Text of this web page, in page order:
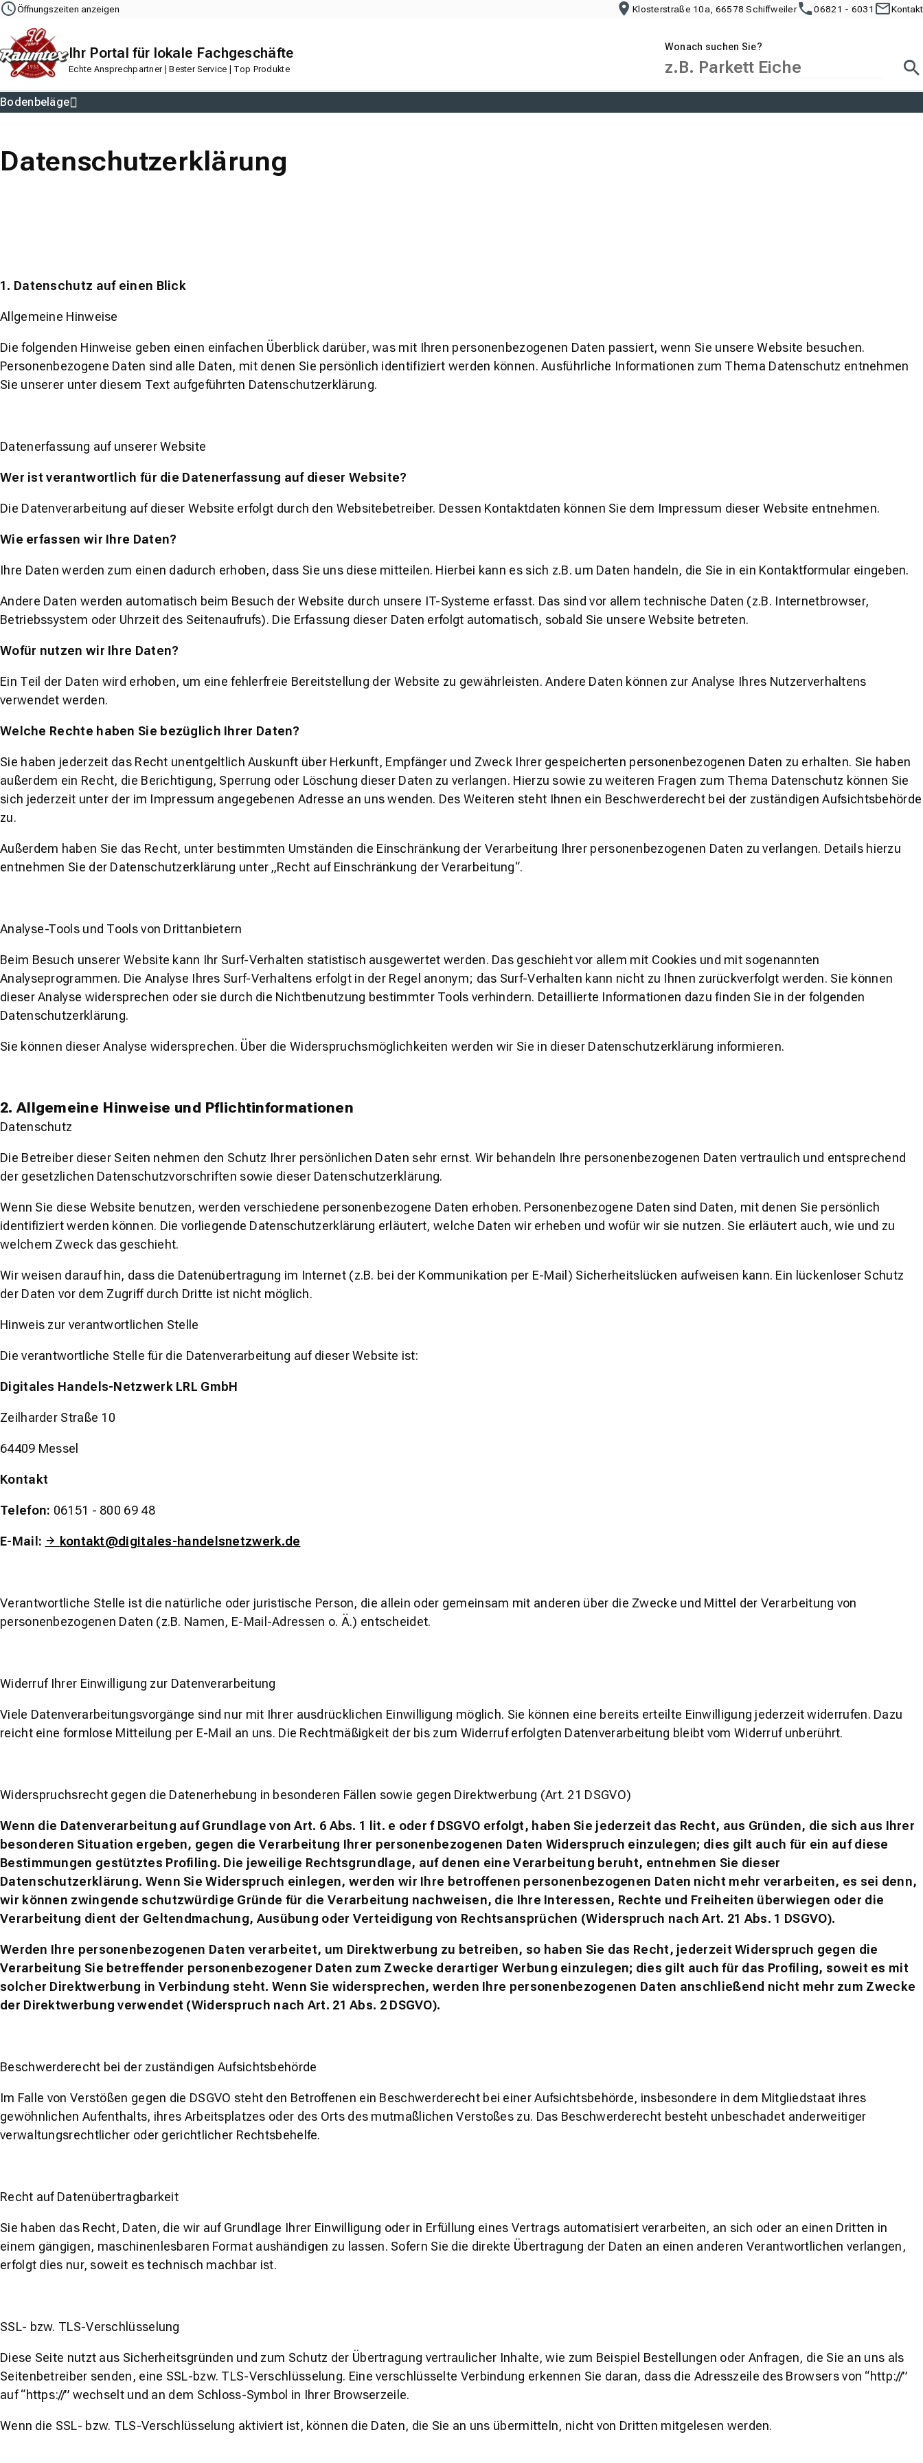
Navigation Content Footer
Öffnungszeiten anzeigen Klosterstraße 10a, 66578 Schiffweiler 06821 - 6031 Kontakt
Ihr Portal für lokale Fachgeschäfte
Echte Ansprechpartner | Bester Service | Top Produkte
Wonach suchen Sie?
Bodenbeläge
Datenschutzerklärung
1. Datenschutz auf einen Blick
Allgemeine Hinweise
Die folgenden Hinweise geben einen einfachen Überblick darüber, was mit Ihren personenbezogenen Daten passiert, wenn Sie unsere Website besuchen.
Personenbezogene Daten sind alle Daten, mit denen Sie persönlich identifiziert werden können. Ausführliche Informationen zum Thema Datenschutz entnehmen
Sie unserer unter diesem Text aufgeführten Datenschutzerklärung.
Datenerfassung auf unserer Website
Wer ist verantwortlich für die Datenerfassung auf dieser Website?
Die Datenverarbeitung auf dieser Website erfolgt durch den Websitebetreiber. Dessen Kontaktdaten können Sie dem Impressum dieser Website entnehmen.
Wie erfassen wir Ihre Daten?
Ihre Daten werden zum einen dadurch erhoben, dass Sie uns diese mitteilen. Hierbei kann es sich z.B. um Daten handeln, die Sie in ein Kontaktformular eingeben.
Andere Daten werden automatisch beim Besuch der Website durch unsere IT-Systeme erfasst. Das sind vor allem technische Daten (z.B. Internetbrowser,
Betriebssystem oder Uhrzeit des Seitenaufrufs). Die Erfassung dieser Daten erfolgt automatisch, sobald Sie unsere Website betreten.
Wofür nutzen wir Ihre Daten?
Ein Teil der Daten wird erhoben, um eine fehlerfreie Bereitstellung der Website zu gewährleisten. Andere Daten können zur Analyse Ihres Nutzerverhaltens
verwendet werden.
Welche Rechte haben Sie bezüglich Ihrer Daten?
Sie haben jederzeit das Recht unentgeltlich Auskunft über Herkunft, Empfänger und Zweck Ihrer gespeicherten personenbezogenen Daten zu erhalten. Sie haben
außerdem ein Recht, die Berichtigung, Sperrung oder Löschung dieser Daten zu verlangen. Hierzu sowie zu weiteren Fragen zum Thema Datenschutz können Sie
sich jederzeit unter der im Impressum angegebenen Adresse an uns wenden. Des Weiteren steht Ihnen ein Beschwerderecht bei der zuständigen Aufsichtsbehörde
zu.
Außerdem haben Sie das Recht, unter bestimmten Umständen die Einschränkung der Verarbeitung Ihrer personenbezogenen Daten zu verlangen. Details hierzu
entnehmen Sie der Datenschutzerklärung unter „Recht auf Einschränkung der Verarbeitung“.
Analyse-Tools und Tools von Drittanbietern
Beim Besuch unserer Website kann Ihr Surf-Verhalten statistisch ausgewertet werden. Das geschieht vor allem mit Cookies und mit sogenannten
Analyseprogrammen. Die Analyse Ihres Surf-Verhaltens erfolgt in der Regel anonym; das Surf-Verhalten kann nicht zu Ihnen zurückverfolgt werden. Sie können
dieser Analyse widersprechen oder sie durch die Nichtbenutzung bestimmter Tools verhindern. Detaillierte Informationen dazu finden Sie in der folgenden
Datenschutzerklärung.
Sie können dieser Analyse widersprechen. Über die Widerspruchsmöglichkeiten werden wir Sie in dieser Datenschutzerklärung informieren.
2. Allgemeine Hinweise und Pflichtinformationen
Datenschutz
Die Betreiber dieser Seiten nehmen den Schutz Ihrer persönlichen Daten sehr ernst. Wir behandeln Ihre personenbezogenen Daten vertraulich und entsprechend
der gesetzlichen Datenschutzvorschriften sowie dieser Datenschutzerklärung.
Wenn Sie diese Website benutzen, werden verschiedene personenbezogene Daten erhoben. Personenbezogene Daten sind Daten, mit denen Sie persönlich
identifiziert werden können. Die vorliegende Datenschutzerklärung erläutert, welche Daten wir erheben und wofür wir sie nutzen. Sie erläutert auch, wie und zu
welchem Zweck das geschieht.
Wir weisen darauf hin, dass die Datenübertragung im Internet (z.B. bei der Kommunikation per E-Mail) Sicherheitslücken aufweisen kann. Ein lückenloser Schutz
der Daten vor dem Zugriff durch Dritte ist nicht möglich.
Hinweis zur verantwortlichen Stelle
Die verantwortliche Stelle für die Datenverarbeitung auf dieser Website ist:
Digitales Handels-Netzwerk LRL GmbH
Zeilharder Straße 10
64409 Messel
Kontakt
Telefon: 06151 - 800 69 48
E-Mail: kontakt@digitales-handelsnetzwerk.de
Verantwortliche Stelle ist die natürliche oder juristische Person, die allein oder gemeinsam mit anderen über die Zwecke und Mittel der Verarbeitung von
personenbezogenen Daten (z.B. Namen, E-Mail-Adressen o. Ä.) entscheidet.
Widerruf Ihrer Einwilligung zur Datenverarbeitung
Viele Datenverarbeitungsvorgänge sind nur mit Ihrer ausdrücklichen Einwilligung möglich. Sie können eine bereits erteilte Einwilligung jederzeit widerrufen. Dazu
reicht eine formlose Mitteilung per E-Mail an uns. Die Rechtmäßigkeit der bis zum Widerruf erfolgten Datenverarbeitung bleibt vom Widerruf unberührt.
Widerspruchsrecht gegen die Datenerhebung in besonderen Fällen sowie gegen Direktwerbung (Art. 21 DSGVO)
Wenn die Datenverarbeitung auf Grundlage von Art. 6 Abs. 1 lit. e oder f DSGVO erfolgt, haben Sie jederzeit das Recht, aus Gründen, die sich aus Ihrer
besonderen Situation ergeben, gegen die Verarbeitung Ihrer personenbezogenen Daten Widerspruch einzulegen; dies gilt auch für ein auf diese
Bestimmungen gestütztes Profiling. Die jeweilige Rechtsgrundlage, auf denen eine Verarbeitung beruht, entnehmen Sie dieser
Datenschutzerklärung. Wenn Sie Widerspruch einlegen, werden wir Ihre betroffenen personenbezogenen Daten nicht mehr verarbeiten, es sei denn,
wir können zwingende schutzwürdige Gründe für die Verarbeitung nachweisen, die Ihre Interessen, Rechte und Freiheiten überwiegen oder die
Verarbeitung dient der Geltendmachung, Ausübung oder Verteidigung von Rechtsansprüchen (Widerspruch nach Art. 21 Abs. 1 DSGVO).
Werden Ihre personenbezogenen Daten verarbeitet, um Direktwerbung zu betreiben, so haben Sie das Recht, jederzeit Widerspruch gegen die
Verarbeitung Sie betreffender personenbezogener Daten zum Zwecke derartiger Werbung einzulegen; dies gilt auch für das Profiling, soweit es mit
solcher Direktwerbung in Verbindung steht. Wenn Sie widersprechen, werden Ihre personenbezogenen Daten anschließend nicht mehr zum Zwecke
der Direktwerbung verwendet (Widerspruch nach Art. 21 Abs. 2 DSGVO).
Beschwerderecht bei der zuständigen Aufsichtsbehörde
Im Falle von Verstößen gegen die DSGVO steht den Betroffenen ein Beschwerderecht bei einer Aufsichtsbehörde, insbesondere in dem Mitgliedstaat ihres
gewöhnlichen Aufenthalts, ihres Arbeitsplatzes oder des Orts des mutmaßlichen Verstoßes zu. Das Beschwerderecht besteht unbeschadet anderweitiger
verwaltungsrechtlicher oder gerichtlicher Rechtsbehelfe.
Recht auf Datenübertragbarkeit
Sie haben das Recht, Daten, die wir auf Grundlage Ihrer Einwilligung oder in Erfüllung eines Vertrags automatisiert verarbeiten, an sich oder an einen Dritten in
einem gängigen, maschinenlesbaren Format aushändigen zu lassen. Sofern Sie die direkte Übertragung der Daten an einen anderen Verantwortlichen verlangen,
erfolgt dies nur, soweit es technisch machbar ist.
SSL- bzw. TLS-Verschlüsselung
Diese Seite nutzt aus Sicherheitsgründen und zum Schutz der Übertragung vertraulicher Inhalte, wie zum Beispiel Bestellungen oder Anfragen, die Sie an uns als
Seitenbetreiber senden, eine SSL-bzw. TLS-Verschlüsselung. Eine verschlüsselte Verbindung erkennen Sie daran, dass die Adresszeile des Browsers von “http://”
auf “https://” wechselt und an dem Schloss-Symbol in Ihrer Browserzeile.
Wenn die SSL- bzw. TLS-Verschlüsselung aktiviert ist, können die Daten, die Sie an uns übermitteln, nicht von Dritten mitgelesen werden.